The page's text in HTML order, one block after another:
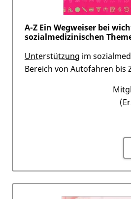
A-Z Ein Wegweiser bei
sozialmedizinischen
Unterstützung im
Bereich von Autofahren bis